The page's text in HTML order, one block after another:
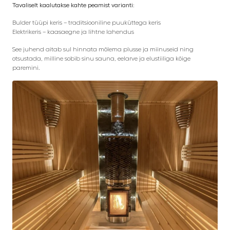
Tavaliselt kaalutakse kahte peamist varianti:
Bulder tüüpi keris – traditsiooniline puuküttega keris
Elektrikeris – kaasaegne ja lihtne lahendus
See juhend aitab sul hinnata mõlema plusse ja miinuseid ning
otsustada, milline sobib sinu sauna, eelarve ja elustiiliga kõige
paremini.